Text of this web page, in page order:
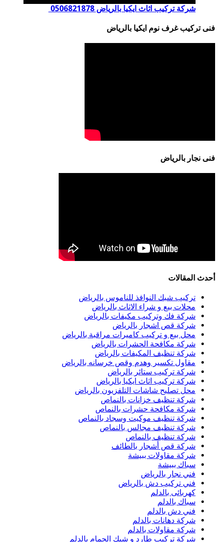
شركة تركيب اثاث ايكيا بالرياض 0506821878
فنى تركيب غرف نوم ايكيا بالرياض
فنى نجار بالرياض
أحدث المقالات
تركيب شبك النوافذ للناموس بالرياض
محلات بيع و شراء الاثاث بالرياض
شركة فك وتركيب مكيفات بالرياض
شركة قص اشجار بالرياض
محل بيع و تركيب كاميرات مراقبة بالرياض
شركة مكافحة الحشرات بالرياض
شركة تنظيف المكيفات بالرياض
مقاول تكسير وهدم وقص خرسانه بالرياض
شركة تركيب ستائر بالرياض
شركة تركيب اثاث ايكيا بالرياض
محل تصليح شاشات التلفزيون بالرياض
شركة تنظيف خزانات بالنماص
شركة مكافحة حشرات بالنماص
شركة تنظيف موكيت وسجاد بالنماص
شركة تنظيف مجالس بالنماص
شركة تنظيف بالنماص
شركة قص أشجار بالطائف
شركة مقاولات ببيشة
سباك ببيشة
فني نجار بالرياض
فني تركيب دش بالرياض
كهربائى بالدلم
سباك بالدلم
فني دش بالدلم
شركة دهانات بالدلم
شركة مقاولات بالدلم
شركة تركيب طارد و شبك الحمام بالدلم